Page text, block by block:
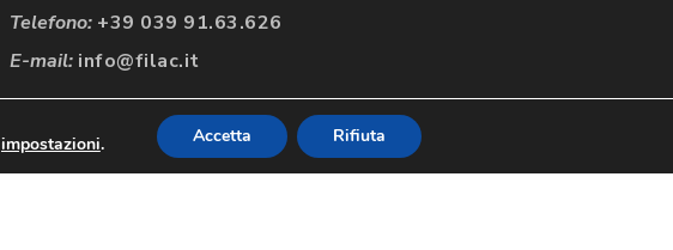
Telefono: +39 039 91.63.626
E-mail: info@filac.it
impostazioni. Accetta Rifiuta